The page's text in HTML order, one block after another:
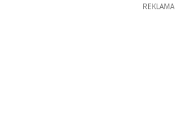
REKLAMA